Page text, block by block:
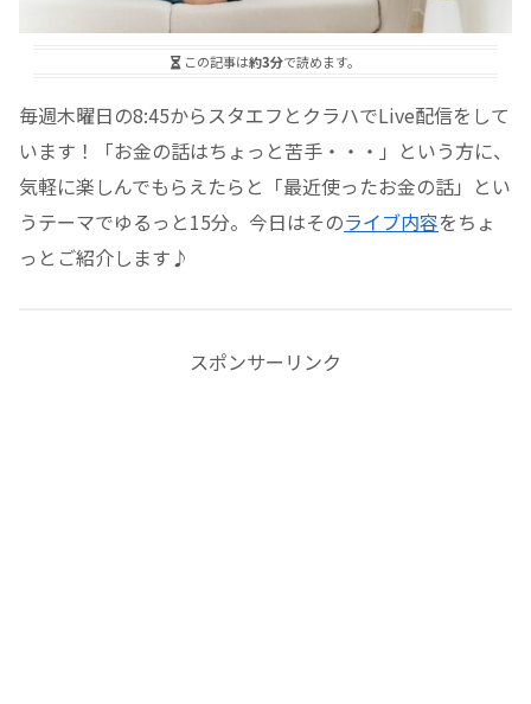
この記事は約3分で読めます。
毎週木曜日の8:45からスタエフとクラハでLive配信をして
います！「お金の話はちょっと苦手・・・」という方に、
気軽に楽しんでもらえたらと「最近使ったお金の話」とい
うテーマでゆるっと15分。今日はそのライブ内容をちょ
っとご紹介します♪
スポンサーリンク